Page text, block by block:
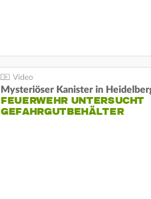
Mysteriöser Kanister in
FEUERWEHR UNTERSUCHT
GEFAHRGUTBEHÄLTER